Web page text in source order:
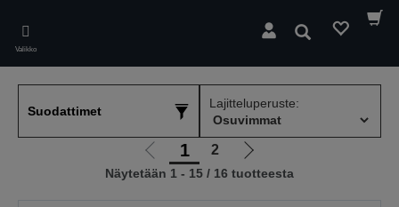
main
content
Valikko
Hae
Suodattimet
Lajitteluperuste:
Siirry
edelliselle
1 2
Siirry
seuraavalle
Näytetään 1 - 15 / 16 tuotteesta